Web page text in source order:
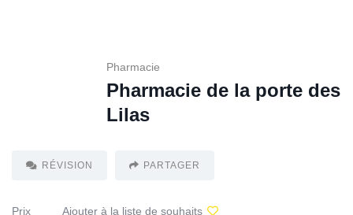
Pharmacie
Pharmacie de la porte des
Lilas
RÉVISION PARTAGER
Prix Ajouter à la liste de souhaits